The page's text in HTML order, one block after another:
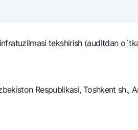
Eskrou hisobvarag‘i
tekshirish (auditdan
Respublikasi, Toshkent sh.,